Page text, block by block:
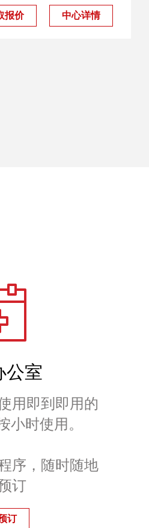
报价 中心详情
公室
用即到即用的
小时使用。
序，随时随地
订
订